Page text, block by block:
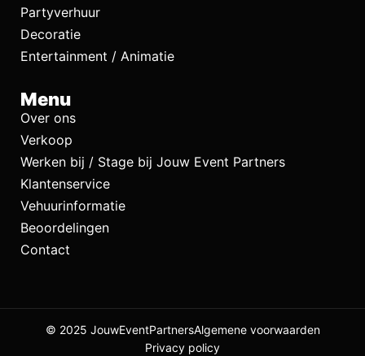
Partyverhuur
Decoratie
Entertainment / Animatie
Menu
Over ons
Verkoop
Werken bij / Stage bij Jouw Event Partners
Klantenservice
Vehuurinformatie
Beoordelingen
Contact
© 2025 JouwEventPartnersAlgemene voorwaarden
Privacy policy